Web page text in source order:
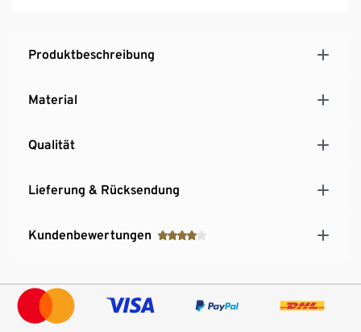
Produktbeschreibung
Material
Qualität
Lieferung & Rücksendung
Kundenbewertungen